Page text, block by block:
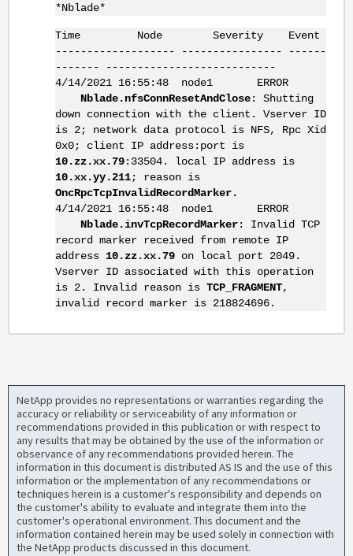
*Nblade*
Time Node Severity Event
------------------- ---------------- ------
------- ---------------------------
4/14/2021 16:55:48 node1 ERROR
Nblade.nfsConnResetAndClose: Shutting
down connection with the client. Vserver ID
is 2; network data protocol is NFS, Rpc Xid
0x0; client IP address:port is
10.zz.xx.79:33504. local IP address is
10.xx.yy.211; reason is
OncRpcTcpInvalidRecordMarker.
4/14/2021 16:55:48 node1 ERROR
Nblade.invTcpRecordMarker: Invalid TCP
record marker received from remote IP
address 10.zz.xx.79on local port 2049.
Vserver ID associated with this operation
is 2. Invalid reason isTCP_FRAGMENT,
invalid record marker is 218824696.
NetApp provides no representations or warranties regarding the
accuracy or reliability or serviceability of any information or
recommendations provided in this publication or with respect to
any results that may be obtained by the use of the information or
observance of any recommendations provided herein. The
information in this document is distributed AS IS and the use of this
information or the implementation of any recommendations or
techniques herein is a customer's responsibility and depends on
the customer's ability to evaluate and integrate them into the
customer's operational environment. This document and the
information contained herein may be used solely in connection with
the NetApp products discussed in this document.